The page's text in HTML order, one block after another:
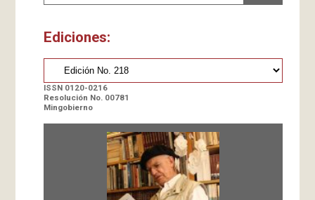
Ediciones:
ISSN 0120-0216
Resolución No. 00781
Mingobierno